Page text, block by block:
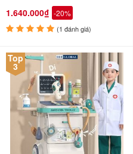
1.640.000₫ -20%
(1 đánh giá)
Top
3